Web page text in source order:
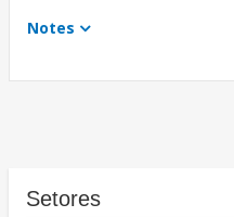
Notes
Setores